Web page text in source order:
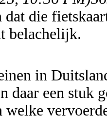
die
belachelijk.
in
daar een stuk
welke